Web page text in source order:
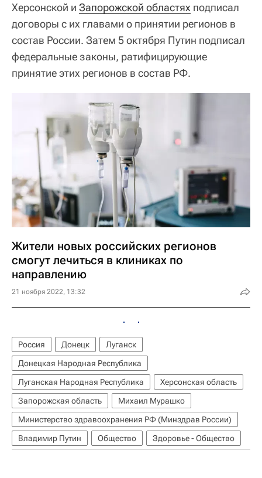
Херсонской и Запорожской областях подписал
договоры с их главами о принятии регионов в
состав России. Затем 5 октября Путин подписал
федеральные законы, ратифицирующие
принятие этих регионов в состав РФ.
Жители новых российских регионов
смогут лечиться в клиниках по
направлению
21 ноября 2022, 13:32
Россия Донецк
Луганск
Донецкая Народная Республика
Луганская Народная Республика
Херсонская область
Запорожская область
Михаил Мурашко
Министерство здравоохранения РФ (Минздрав России)
Владимир Путин
Общество Здоровье - Общество